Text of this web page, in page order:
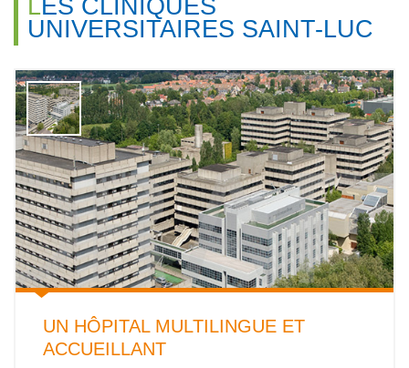
LES CLINIQUES
UNIVERSITAIRES SAINT-LUC
UN HÔPITAL MULTILINGUE ET
ACCUEILLANT